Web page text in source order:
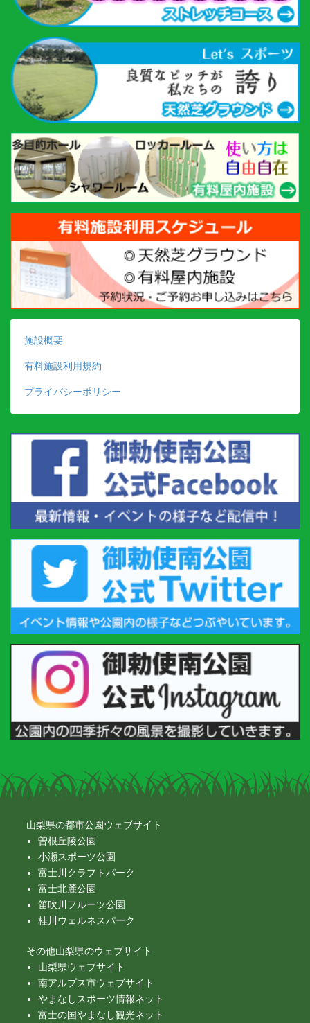
施設概要
有料施設利用規約
プライバシーポリシー
山梨県の都市公園ウェブサイト
曽根丘陵公園
小瀬スポーツ公園
富士川クラフトパーク
富士北麓公園
笛吹川フルーツ公園
桂川ウェルネスパーク
その他山梨県のウェブサイト
山梨県ウェブサイト
南アルプス市ウェブサイト
やまなしスポーツ情報ネット
富士の国やまなし観光ネット